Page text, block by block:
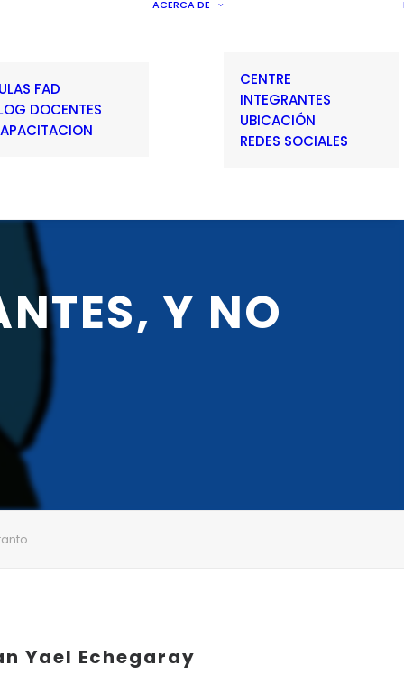
FAD
DOCENTES
ACERCA DE
CENTRE
INTEGRANTES
UBICACIÓN
REDES SOCIALES
Y NO
Yael Echegaray